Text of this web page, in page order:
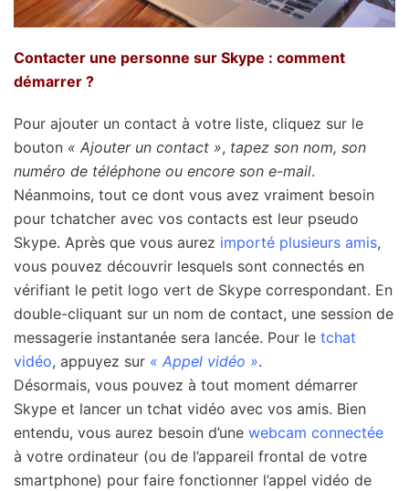
Contacter une personne sur Skype : comment
démarrer ?
Pour ajouter un contact à votre liste, cliquez sur le
bouton « Ajouter un contact », tapez son nom, son
numéro de téléphone ou encore son e-mail.
Néanmoins, tout ce dont vous avez vraiment besoin
pour tchatcher avec vos contacts est leur pseudo
Skype. Après que vous aurez importé plusieurs amis,
vous pouvez découvrir lesquels sont connectés en
vérifiant le petit logo vert de Skype correspondant. En
double-cliquant sur un nom de contact, une session de
messagerie instantanée sera lancée. Pour le tchat
vidéo, appuyez sur « Appel vidéo ».
Désormais, vous pouvez à tout moment démarrer
Skype et lancer un tchat vidéo avec vos amis. Bien
entendu, vous aurez besoin d’une webcam connectée
à votre ordinateur (ou de l’appareil frontal de votre
smartphone) pour faire fonctionner l’appel vidéo de